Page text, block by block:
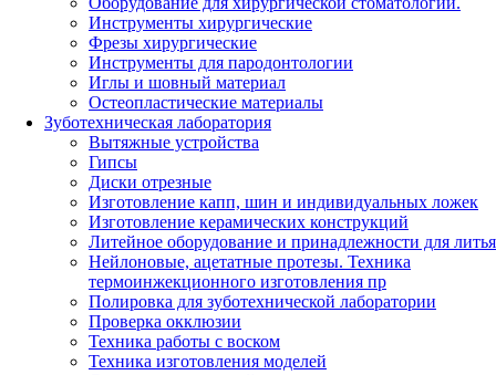
Инструменты хирургические
Фрезы хирургические
Инструменты для пародонтологии
Иглы и шовный материал
Остеопластические материалы
Зуботехническая лаборатория
Вытяжные устройства
Гипсы
Диски отрезные
Изготовление капп, шин и индивидуальных ложек
Изготовление керамических конструкций
Литейное оборудование и принадлежности для литья
Нейлоновые, ацетатные протезы. Техника
термоинжекционного изготовления пр
Полировка для зуботехнической лаборатории
Проверка окклюзии
Техника работы с воском
Техника изготовления моделей